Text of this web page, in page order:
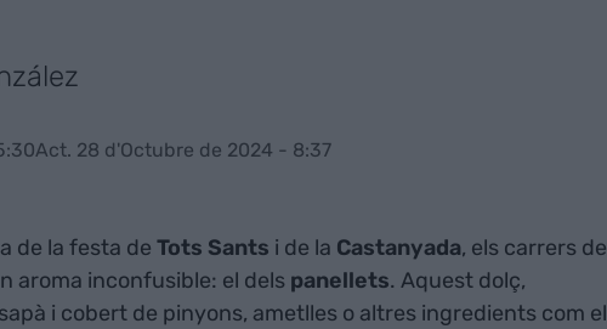
Act. 28 d'Octubre de 2024 - 8:37
de la festa de Tots Sants i de la Castanyada, els carrers de
aroma inconfusible: el dels panellets. Aquest dolç,
i cobert de pinyons, ametlles o altres ingredients com el